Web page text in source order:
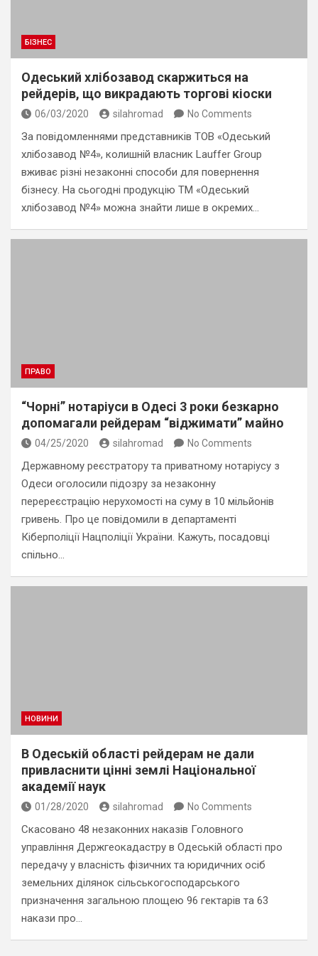
БІЗНЕС
Одеський хлібозавод скаржиться на
рейдерів, що викрадають торгові кіоски
06/03/2020 silahromad No Comments
За повідомленнями представників ТОВ «Одеський
хлібозавод №4», колишній власник Lauffer Group
вживає різні незаконні способи для повернення
бізнесу. На сьогодні продукцію ТМ «Одеський
хлібозавод №4» можна знайти лише в окремих…
ПРАВО
“Чорні” нотаріуси в Одесі 3 роки безкарно
допомагали рейдерам “віджимати” майно
04/25/2020 silahromad No Comments
Державному реєстратору та приватному нотаріусу з
Одеси оголосили підозру за незаконну
перереєстрацію нерухомості на суму в 10 мільйонів
гривень. Про це повідомили в департаменті
Кіберполіції Нацполіції України. Кажуть, посадовці
спільно…
НОВИНИ
В Одеській області рейдерам не дали
привласнити цінні землі Національної
академії наук
01/28/2020 silahromad No Comments
Скасовано 48 незаконних наказів Головного
управління Держгеокадастру в Одеській області про
передачу у власність фізичних та юридичних осіб
земельних ділянок сільськогосподарського
призначення загальною площею 96 гектарів та 63
накази про…